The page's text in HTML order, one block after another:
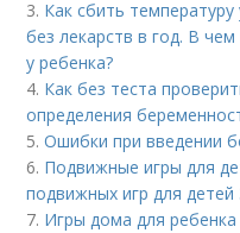
3. Как сбить
без лекарств в год. В
у ребенка?
4. Как без теста
определения
5.Ошибки при введении
6. Подвижные игры для
подвижных игр для детей
7. Игры дома для